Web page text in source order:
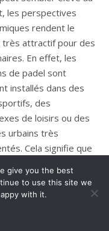
give you the best
to use this site we
with it.